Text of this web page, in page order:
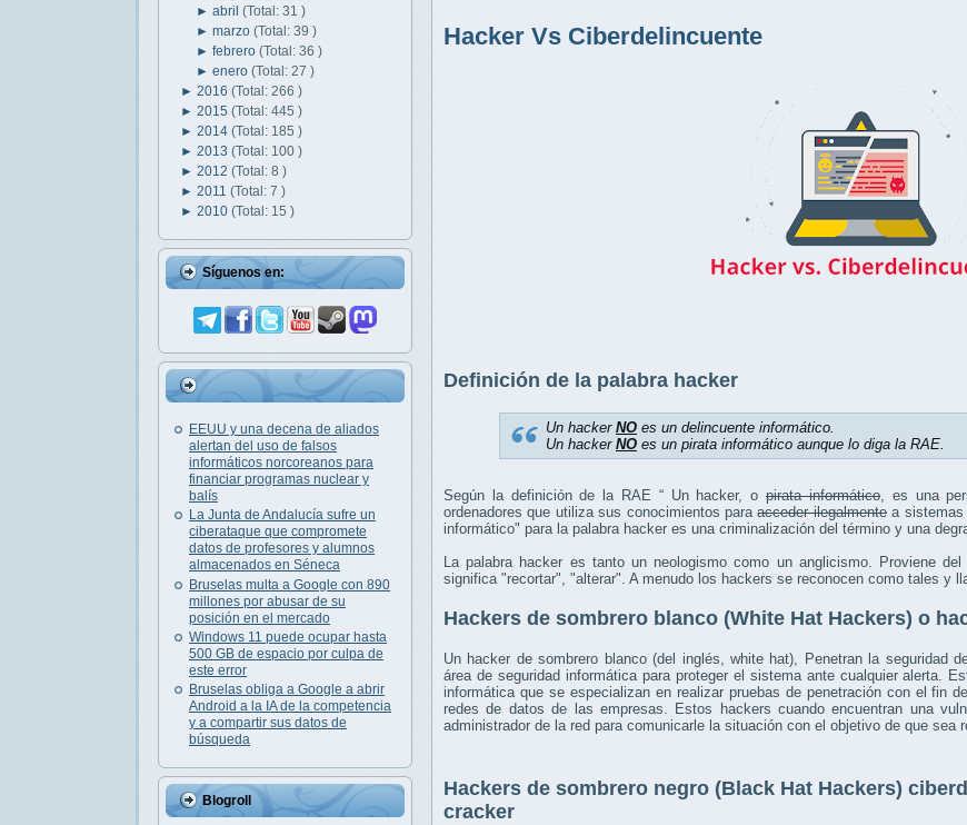
►abril(Total: 31 )
►marzo(Total: 39 )
►febrero(Total: 36 )
►enero(Total: 27 )
► 2016 (Total: 266 )
► 2015 (Total: 445 )
► 2014 (Total: 185 )
► 2013 (Total: 100 )
► 2012 (Total: 8 )
► 2011 (Total: 7 )
► 2010 (Total: 15 )
Síguenos en:
EEUU y una decena de aliados
alertan del uso de falsos
informáticos norcoreanos para
financiar programas nuclear y
balís
La Junta de Andalucía sufre un
ciberataque que compromete
datos de profesores y alumnos
almacenados en Séneca
Bruselas multa a Google con 890
millones por abusar de su
posición en el mercado
Windows 11 puede ocupar hasta
500 GB de espacio por culpa de
este error
Bruselas obliga a Google a abrir
Android a la IA de la competencia
y a compartir sus datos de
búsqueda
Blogroll
Hacker Vs Ciberdelincuente
Definición de la palabra hacker
Un hacker NO es un delincuente informático.
Un hacker NO es un pirata informático aunque lo diga la RAE.
Según la definición de la RAE “ Un hacker, opirata informático, es una
ordenadores que utiliza sus conocimientos paraacceder ilegalmentea sistemas
informático" para la palabra hacker es una criminalización del término y una
La palabra hacker es tanto un neologismo como un anglicismo. Proviene
significa "recortar", "alterar". A menudo los hackers se reconocen como tales y
Hackers de sombrero blanco (White Hat Hackers) o
Un hacker de sombrero blanco (del inglés, white hat), Penetran la seguridad
área de seguridad informática para proteger el sistema ante cualquier alerta.
informática que se especializan en realizar pruebas de penetración con el fin
redes de datos de las empresas. Estos hackers cuando encuentran una
administrador de la red para comunicarle la situación con el objetivo de que sea
Hackers de sombrero negro (Black Hat Hackers)
cracker